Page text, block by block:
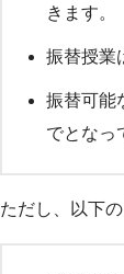
きます。
振替授業
振替可能
でとなっ
ただし、以下